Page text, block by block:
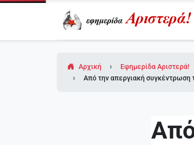
Αρχική Εφημερίδα Αριστερά!
Από την απεργιακή συγκέντρωση